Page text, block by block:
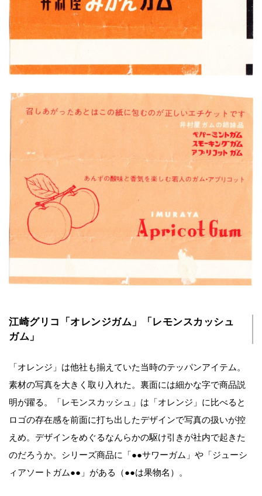
江崎グリコ「オレンジガム」「レモンスカッシュ
ガム」
「オレンジ」は他社も揃えていた当時のテッパンアイテム。
素材の写真を大きく取り入れた。裏面には細かな字で商品説
明が躍る。「レモンスカッシュ」は「オレンジ」に比べると
ロゴの存在感を前面に打ち出したデザインで写真の扱いが控
えめ。デザインをめぐるなんらかの駆け引きが社内で起きた
のだろうか。シリーズ商品に「●●サワーガム」や「ジューシ
ィアソートガム●●」がある（●●は果物名）。